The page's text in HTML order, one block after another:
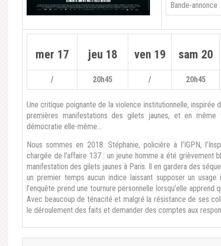
Bande-annonce
mer 17 jeu 18 ven 19 sam 20
/ 20h45 / 20h45
Une critique poignante de la violence institutionnelle, inspirée
premières manifestations des gilets jaunes, et en
démocratie elle-même…
Nous sommes en 2018. Stéphanie, policière à l’IGPN,
chargée de l’affaire 137 : un jeune homme a été grièvement
manifestation des gilets jaunes à Paris. Il en gardera des
un premier temps aucun indice laissant supposer un
l’enquête prend une tournure personnelle lorsqu’elle
Avec beaucoup de ténacité et malgré la résistance de ses
le déroulement des faits et demander des comptes aux